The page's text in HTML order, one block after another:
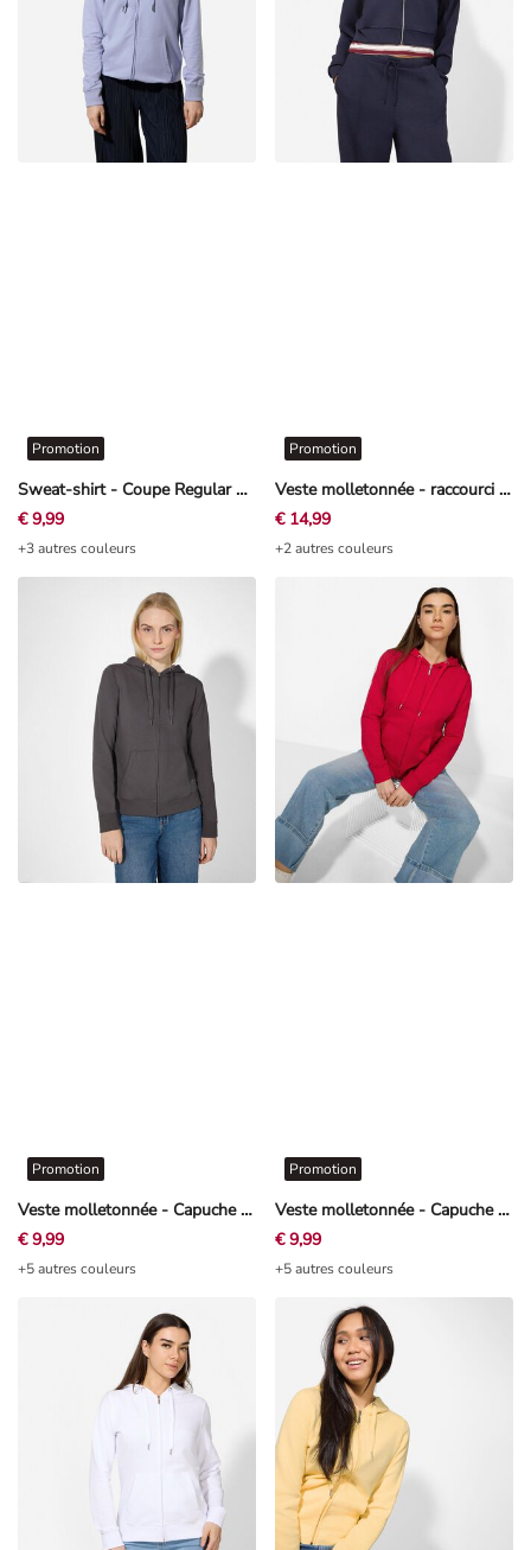
Sweat-shirt - Coupe Regular Fit - bleu clair
Promotion
€ 9,99
+3 autres couleurs
Veste molletonnée - raccourci - bleu foncé
Promotion
€ 14,99
+2 autres couleurs
Veste molletonnée - Capuche à cordon - gris foncé
Promotion
€ 9,99
+5 autres couleurs
Veste molletonnée - Capuche à cordon - Rouge
Promotion
€ 9,99
+5 autres couleurs